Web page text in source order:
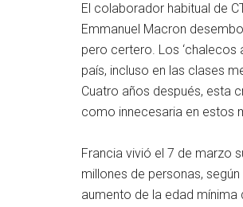
El colaborador habitual de
Emmanuel Macron
pero certero. Los ‘chalecos
país, incluso en las clases
Cuatro años después, esta
como innecesaria en estos
Francia vivió el 7 de marzo
millones de personas,
aumento de la edad